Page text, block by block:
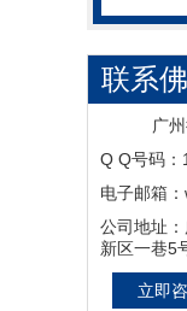
联系
硅PU
施工,
场,硅
广
Q Q号码
电子邮箱
公司地址
新区一巷5
立即